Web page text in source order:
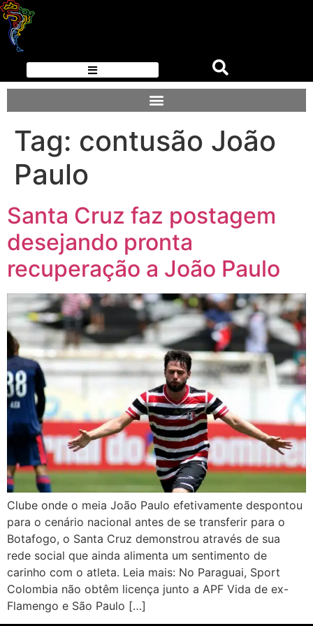
Tag: contusão João
Paulo
Santa Cruz faz postagem
desejando pronta
recuperação a João Paulo
Clube onde o meia João Paulo efetivamente despontou
para o cenário nacional antes de se transferir para o
Botafogo, o Santa Cruz demonstrou através de sua
rede social que ainda alimenta um sentimento de
carinho com o atleta. Leia mais: No Paraguai, Sport
Colombia não obtêm licença junto a APF Vida de ex-
Flamengo e São Paulo […]